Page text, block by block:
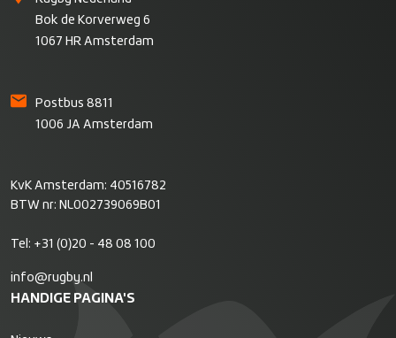
Bok de Korverweg 6
1067 HR Amsterdam
Postbus 8811
1006 JA Amsterdam
KvK Amsterdam: 40516782
BTW nr: NL002739069B01
Tel: +31 (0)20 - 48 08 100
info@rugby.nl
HANDIGE PAGINA'S